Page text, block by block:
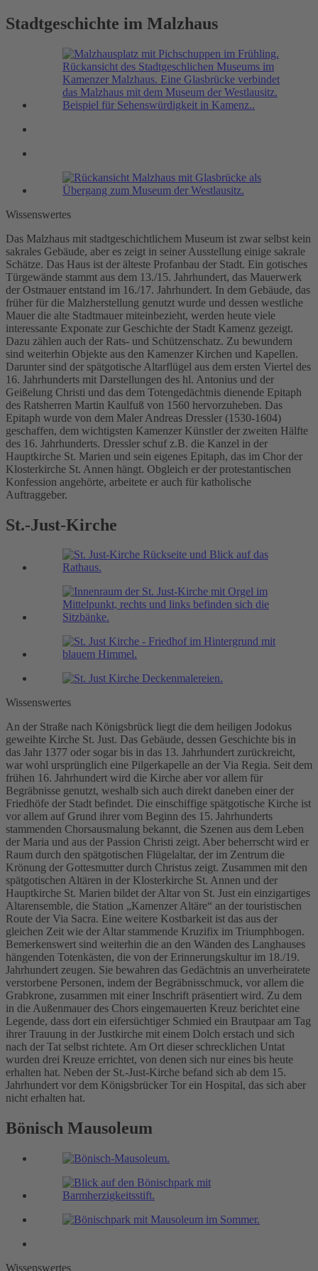
Stadtgeschichte im Malzhaus
Wissenswertes
Das Malzhaus mit stadtgeschichtlichem Museum ist zwar selbst kein
sakrales Gebäude, aber es zeigt in seiner Ausstellung einige sakrale
Schätze. Das Haus ist der älteste Profanbau der Stadt. Ein gotisches
Türgewände stammt aus dem 13./15. Jahrhundert, das Mauerwerk
der Ostmauer entstand im 16./17. Jahrhundert. In dem Gebäude, das
früher für die Malzherstellung genutzt wurde und dessen westliche
Mauer die alte Stadtmauer miteinbezieht, werden heute viele
interessante Exponate zur Geschichte der Stadt Kamenz gezeigt.
Dazu zählen auch der Rats- und Schützenschatz. Zu bewundern
sind weiterhin Objekte aus den Kamenzer Kirchen und Kapellen.
Darunter sind der spätgotische Altarflügel aus dem ersten Viertel des
16. Jahrhunderts mit Darstellungen des hl. Antonius und der
Geißelung Christi und das dem Totengedächtnis dienende Epitaph
des Ratsherren Martin Kaulfuß von 1560 hervorzuheben. Das
Epitaph wurde von dem Maler Andreas Dressler (1530-1604)
geschaffen, dem wichtigsten Kamenzer Künstler der zweiten Hälfte
des 16. Jahrhunderts. Dressler schuf z.B. die Kanzel in der
Hauptkirche St. Marien und sein eigenes Epitaph, das im Chor der
Klosterkirche St. Annen hängt. Obgleich er der protestantischen
Konfession angehörte, arbeitete er auch für katholische
Auftraggeber.
St.-Just-Kirche
Wissenswertes
An der Straße nach Königsbrück liegt die dem heiligen Jodokus
geweihte Kirche St. Just. Das Gebäude, dessen Geschichte bis in
das Jahr 1377 oder sogar bis in das 13. Jahrhundert zurückreicht,
war wohl ursprünglich eine Pilgerkapelle an der Via Regia. Seit dem
frühen 16. Jahrhundert wird die Kirche aber vor allem für
Begräbnisse genutzt, weshalb sich auch direkt daneben einer der
Friedhöfe der Stadt befindet. Die einschiffige spätgotische Kirche ist
vor allem auf Grund ihrer vom Beginn des 15. Jahrhunderts
stammenden Chorsausmalung bekannt, die Szenen aus dem Leben
der Maria und aus der Passion Christi zeigt. Aber beherrscht wird er
Raum durch den spätgotischen Flügelaltar, der im Zentrum die
Krönung der Gottesmutter durch Christus zeigt. Zusammen mit den
spätgotischen Altären in der Klosterkirche St. Annen und der
Hauptkirche St. Marien bildet der Altar von St. Just ein einzigartiges
Altarensemble, die Station „Kamenzer Altäre“ an der touristischen
Route der Via Sacra. Eine weitere Kostbarkeit ist das aus der
gleichen Zeit wie der Altar stammende Kruzifix im Triumphbogen.
Bemerkenswert sind weiterhin die an den Wänden des Langhauses
hängenden Totenkästen, die von der Erinnerungskultur im 18./19.
Jahrhundert zeugen. Sie bewahren das Gedächtnis an unverheiratete
verstorbene Personen, indem der Begräbnisschmuck, vor allem die
Grabkrone, zusammen mit einer Inschrift präsentiert wird. Zu dem
in die Außenmauer des Chors eingemauerten Kreuz berichtet eine
Legende, dass dort ein eifersüchtiger Schmied ein Brautpaar am Tag
ihrer Trauung in der Justkirche mit einem Dolch erstach und sich
nach der Tat selbst richtete. Am Ort dieser schrecklichen Untat
wurden drei Kreuze errichtet, von denen sich nur eines bis heute
erhalten hat. Neben der St.-Just-Kirche befand sich ab dem 15.
Jahrhundert vor dem Königsbrücker Tor ein Hospital, das sich aber
nicht erhalten hat.
Bönisch Mausoleum
Wissenswertes